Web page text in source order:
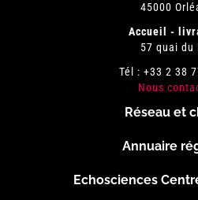
45000
Accueil -
57 quai du
Tél : +33 2 38
Nous
Réseau et
Annuaire
Echosciences